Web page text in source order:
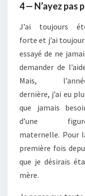
4 — N’ayez pas
J’ai toujours
forte et j’ai
essayé de ne
demander de
Mais,
dernière, j’ai eu
que jamais
d’une
maternelle. Pour
première fois
que je désirais
mère.